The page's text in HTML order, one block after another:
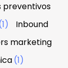
preventivos
Inbound
marketing
(1)